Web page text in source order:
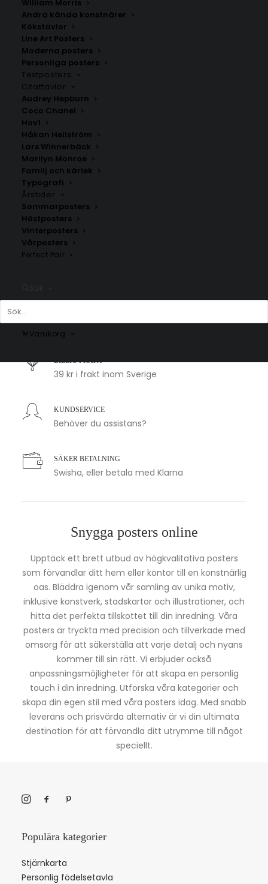
William Morris
Andra kända konstnärer
Kökstavlor
Line Art Posters
Moderna posters
Personliga posters
Textposters
Citattavlor
Audrey Hepburn
Coco Chanel
Hov1
Håkan Hellström
Lars Winnerbäck
Marilyn Monroe
Familj och kärlek
Typografi
Årstider
Sommarposters
Höstposters
Vinterposters
Vårposters
Perfect Pair
Varukorg
Kullavik
Fr. 200.00kr
Skogstorp
Fr.200.00
1-2 arbetsdagar
BILLIG FRAKT
39 kr i frakt inom Sverige
KUNDSERVICE
Behöver du assistans?
SÄKER BETALNING
Swisha, eller betala med Klarna
Snygga posters online
Upptäck ett brett utbud av högkvalitativa posters
som förvandlar ditt hem eller kontor till en konstnärlig
oas. Bläddra igenom vår samling av unika motiv,
inklusive konstverk, stadskartor och illustrationer, och
hitta det perfekta tillskottet till din inredning. Våra
posters är tryckta med precision och tillverkade med
omsorg för att säkerställa att varje detalj och nyans
kommer till sin rätt. Vi erbjuder också
anpassningsmöjligheter för att skapa en personlig
touch i din inredning. Utforska våra kategorier och
skapa din egen stil med våra posters idag. Med snabb
leverans och prisvärda alternativ är vi din ultimata
destination för att förvandla ditt utrymme till något
speciellt.
Populära kategorier
Stjärnkarta
Personlig födelsetavla